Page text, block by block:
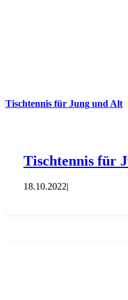
Tischtennis für Jung und Alt
Tischtennis für
18.10.2022|